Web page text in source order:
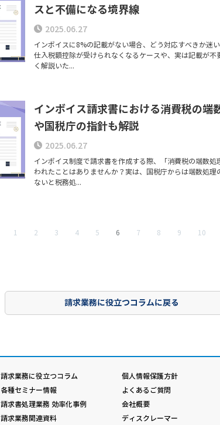
スと不備になる境界線
2025.06.27
インボイスに8%の記載がない場合、どう対応すべきか迷
仕入税額控除が受けられなくなるケースや、実は記載が
く解説いた...
インボイス請求書における消費税の端
や国税庁の指針も解説
2025.06.27
インボイス制度で請求書を作成する際、「消費税の端数
われたことはありませんか？実は、国税庁からは端数処
ないと税務処...
1 2 3 4 5 6 7 8 9 10
請求業務に役立つコラムに戻る
請求業務に役立つコラム
各種セミナー情報
請求書処理業務 効率化事例
請求業務関連資料
個人情報保護方針
よくあるご質問
会社概要
ディスクレーマー